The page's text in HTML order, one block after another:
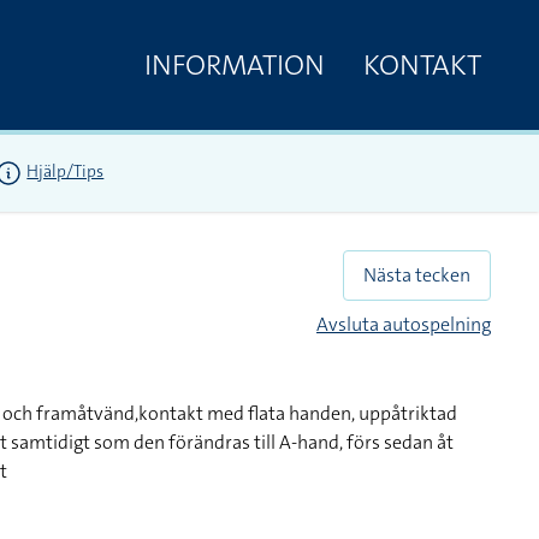
INFORMATION KONTAKT
Hjälp/Tips
Nästa tecken
Avsluta autospelning
framåtvänd,kontakt med flata handen, uppåtriktad
som den förändras till A-hand, förs sedan åt